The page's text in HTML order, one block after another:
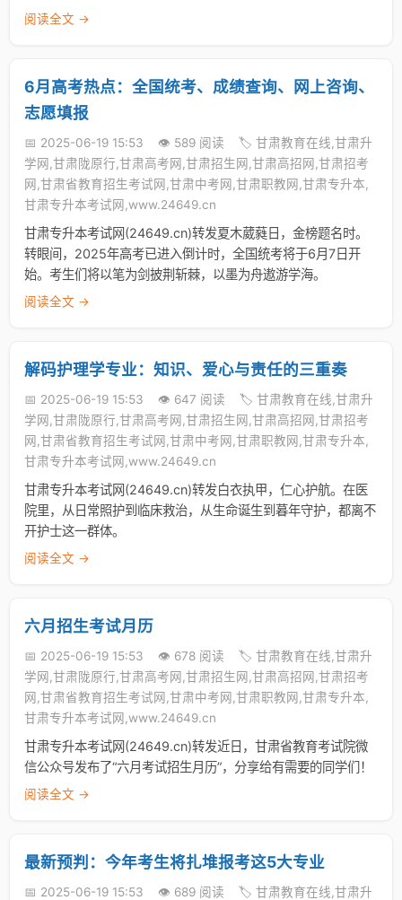
阅读全文 →
6月高考热点：全国统考、成绩查询、网上咨询、
志愿填报
📅 2025-06-19 15:53 👁️ 589 阅读
🏷️ 甘肃教育在线,甘肃升
学网,甘肃陇原行,甘肃高考网,甘肃招生网,甘肃高招网,甘肃招考
网,甘肃省教育招生考试网,甘肃中考网,甘肃职教网,甘肃专升本,
甘肃专升本考试网,www.24649.cn
甘肃专升本考试网(24649.cn)转发夏木葳蕤日，金榜题名时。
转眼间，2025年高考已进入倒计时，全国统考将于6月7日开
始。考生们将以笔为剑披荆斩棘，以墨为舟遨游学海。
阅读全文 →
解码护理学专业：知识、爱心与责任的三重奏
📅 2025-06-19 15:53 👁️ 647 阅读
🏷️ 甘肃教育在线,甘肃升
学网,甘肃陇原行,甘肃高考网,甘肃招生网,甘肃高招网,甘肃招考
网,甘肃省教育招生考试网,甘肃中考网,甘肃职教网,甘肃专升本,
甘肃专升本考试网,www.24649.cn
甘肃专升本考试网(24649.cn)转发白衣执甲，仁心护航。在医
院里，从日常照护到临床救治，从生命诞生到暮年守护，都离不
开护士这一群体。
阅读全文 →
六月招生考试月历
📅 2025-06-19 15:53 👁️ 678 阅读
🏷️ 甘肃教育在线,甘肃升
学网,甘肃陇原行,甘肃高考网,甘肃招生网,甘肃高招网,甘肃招考
网,甘肃省教育招生考试网,甘肃中考网,甘肃职教网,甘肃专升本,
甘肃专升本考试网,www.24649.cn
甘肃专升本考试网(24649.cn)转发近日，甘肃省教育考试院微
信公众号发布了“六月考试招生月历”，分享给有需要的同学们！
阅读全文 →
最新预判：今年考生将扎堆报考这5大专业
📅 2025-06-19 15:53 👁️ 689 阅读
🏷️ 甘肃教育在线,甘肃升